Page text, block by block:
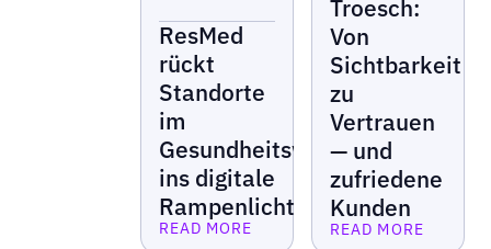
ResMed
rückt
Standorte
im
Gesundheitswesen
ins digitale
Rampenlicht
Lesen Sie mehr
READ MORE
Troesch:
Von
Sichtbarkeit
zu
Vertrauen
— und
zufriedene
Kunden
Lesen Sie mehr
READ MORE